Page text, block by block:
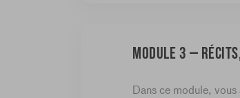
Module 3 —
Dans ce module,